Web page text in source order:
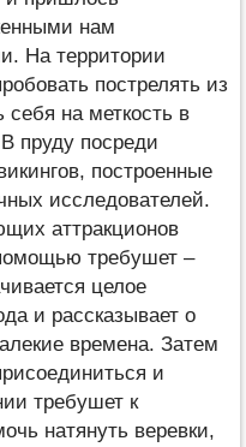
нам
На территории
пострелять из
себя на меткость в
пруду посреди
построенные
исследователей.
аттракционов
требушет –
целое
и рассказывает о
времена. Затем
и
требушет к
натянуть веревки,